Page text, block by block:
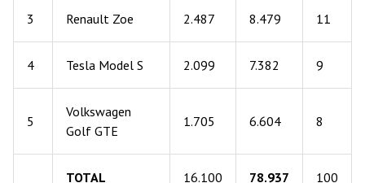
3 Renault Zoe 2.487 8.479 11
4 Tesla Model S 2.099 7.382 9
5
Volkswagen
Golf GTE
1.705 6.604 8
TOTAL 16.100 78.937 100